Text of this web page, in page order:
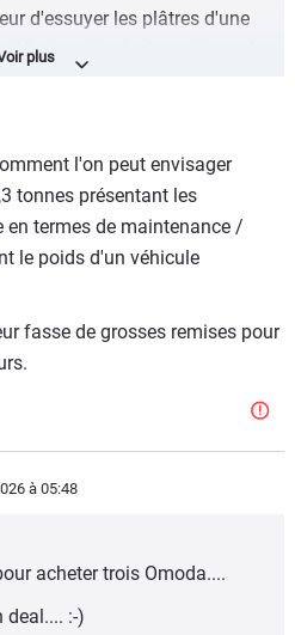
d'essuyer les plâtres d'une
j'aurais plutôt tendance à
pourrait être
TCO sur 100 000 km.
l'on peut envisager
tonnes présentant les
termes de maintenance /
le poids d'un véhicule
fasse de grosses remises pour
à 05:48
acheter trois Omoda....
deal.... :-)